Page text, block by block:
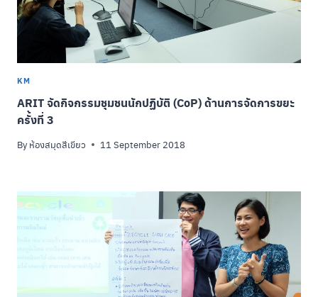
KM
ARIT จัดกิจกรรมชุมชนนักปฏิบัติ (CoP) ด้านการจัดการขยะ
ครั้งที่ 3
By ห้องสมุดสีเขียว 11 September 2018